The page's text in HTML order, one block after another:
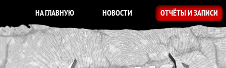
НА ГЛАВНУЮ НОВОСТИ ОТЧЁТЫ И ЗАПИСИ